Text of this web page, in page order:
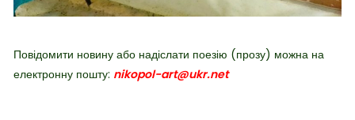
Повідомити новину або надіслати поезію (прозу) можна на
електронну пошту: nikopol-art@ukr.net